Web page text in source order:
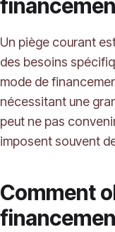
Un piège courant
des besoins
mode de
nécessitant une
peut ne pas
imposent souvent
Comment